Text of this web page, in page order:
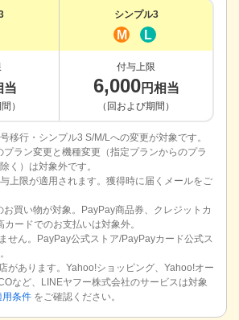
シンプル3
M L
当
）
付与上限
6,000円相当
（回および期間）
移行・シンプル3 S/M/Lへの変更が対象です。
プラン変更と機種変更（指定プランからのプラ
く）は対象外です。
上限が適用されます。獲得時に届くメールをご
買い物が対象。PayPay商品券、クレジットカ
ードでのお支払いは対象外。
せん。PayPay公式ストア/PayPayカード公式ス
があります。Yahoo!ショッピング、Yahoo!オー
など、LINEヤフー株式会社のサービスは対象
用条件 をご確認ください。